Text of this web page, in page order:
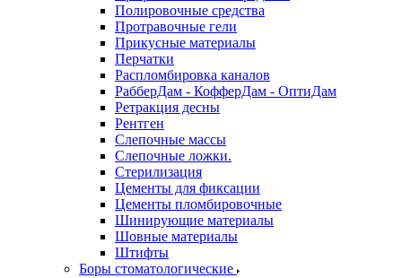
Полировочные средства
Протравочные гели
Прикусные материалы
Перчатки
Распломбировка каналов
РабберДам - КофферДам - ОптиДам
Ретракция десны
Рентген
Слепочные массы
Слепочные ложки.
Стерилизация
Цементы для фиксации
Цементы пломбировочные
Шинирующие материалы
Шовные материалы
Штифты
Боры стоматологические